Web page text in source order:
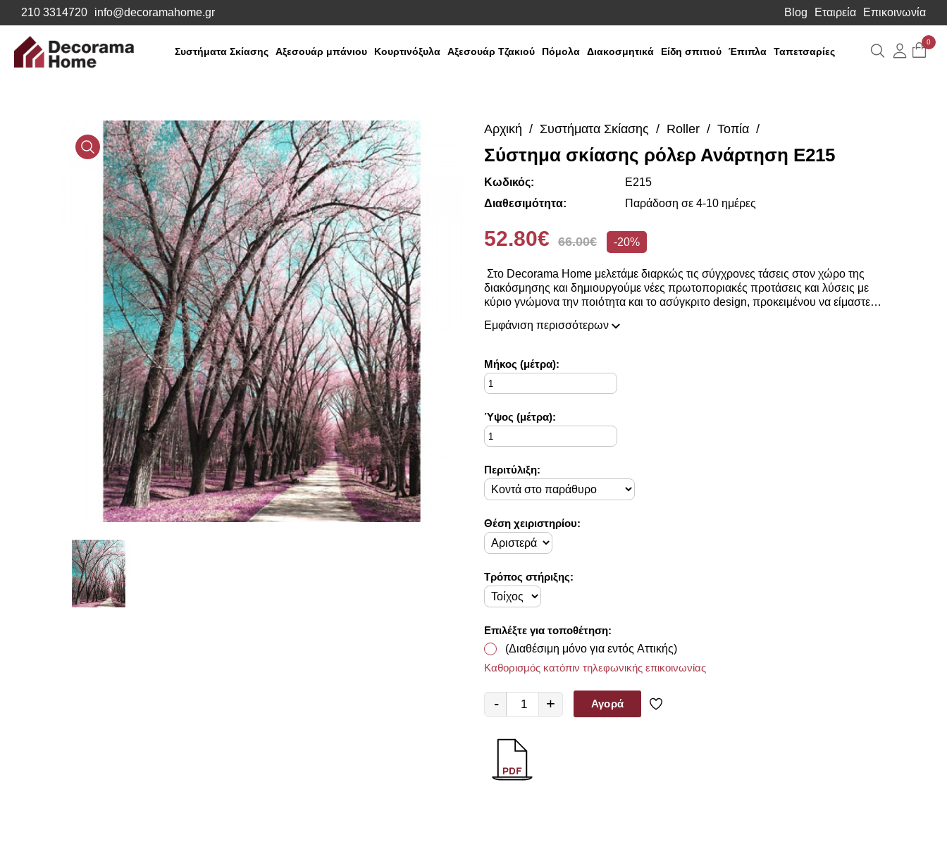
210 3314720 info@decoramahome.gr Blog Εταιρεία Επικοινωνία
Συστήματα Σκίασης Αξεσουάρ μπάνιου Κουρτινόξυλα Αξεσουάρ Τζακιού Πόμολα Διακοσμητικά Είδη σπιτιού Έπιπλα Ταπετσαρίες Αναζήτηση
0
Media
Gallery
Αρχική Συστήματα Σκίασης Roller Τοπία
Σύστημα σκίασης ρόλερ Ανάρτηση E215
Κωδικός:
E215
Διαθεσιμότητα:
Παράδοση σε 4-10 ημέρες
52.80€ 66.00€ -20%
Στο Decorama Home μελετάμε διαρκώς τις σύγχρονες τάσεις στον χώρο της
διακόσμησης και δημιουργούμε νέες πρωτοποριακές προτάσεις και λύσεις με
κύριο γνώμονα την ποιότητα και το ασύγκριτο design, προκειμένου να είμαστε
Η συλλογή μας ανανεώνεται ριζικά κάθε σεζόν και εμπλουτίζεται με φρέσκες
Στο Decorama Home έχουμε ως στόχο να χαρίσουμε χρώμα και ασύγκριτο στυλ
στο προσωπικό σας χώρο και να τον αναδείξουμε με τον πιο όμορφο τρόπο!
Εμφάνιση περισσότερων
Mήκος (μέτρα):
Ύψος (μέτρα):
Περιτύλιξη:
Θέση χειριστηρίου:
Τρόπος στήριξης:
Επιλέξτε για τοποθέτηση:
(Διαθέσιμη μόνο για εντός Αττικής)
Καθορισμός κατόπιν τηλεφωνικής επικοινωνίας
- + Αγορά